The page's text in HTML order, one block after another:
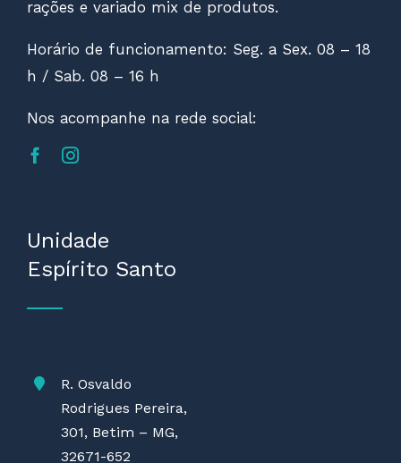
rações e variado mix de produtos.
Horário de funcionamento: Seg. a Sex. 08 – 18
h / Sab. 08 – 16 h
Nos acompanhe na rede social:
Unidade
Espírito Santo
R. Osvaldo
Rodrigues Pereira,
301, Betim – MG,
32671-652